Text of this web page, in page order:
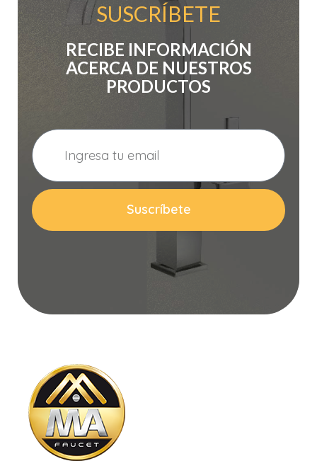
SUSCRÍBETE
RECIBE INFORMACIÓN
ACERCA DE NUESTROS
PRODUCTOS
Suscríbete